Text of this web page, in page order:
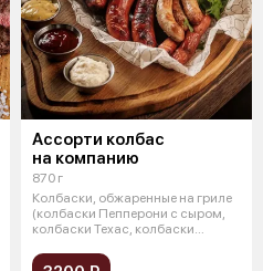
Ассорти колбас
на компанию
870 г
Колбаски, обжаренные на гриле
(колбаски Пепперони с сыром,
колбаски Техас, колбаски